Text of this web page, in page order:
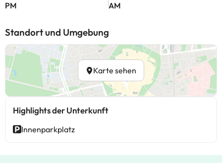
PM
AM
Standort und Umgebung
Karte sehen
Highlights der Unterkunft
Innenparkplatz